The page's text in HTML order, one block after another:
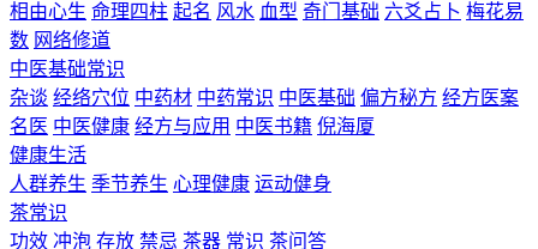
相由心生 命理四柱 起名 风水 血型 奇门基础 六爻占卜 梅花易
数 网络修道
中医基础常识
杂谈 经络穴位 中药材 中药常识 中医基础 偏方秘方 经方医案
名医 中医健康 经方与应用 中医书籍 倪海厦
健康生活
人群养生 季节养生 心理健康 运动健身
茶常识
功效 冲泡 存放 禁忌 茶器 常识 茶问答